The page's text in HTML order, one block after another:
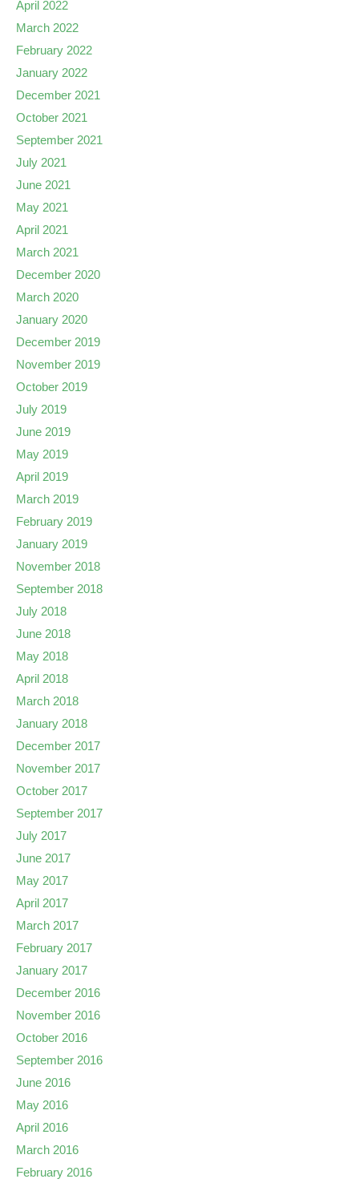
April 2022
March 2022
February 2022
January 2022
December 2021
October 2021
September 2021
July 2021
June 2021
May 2021
April 2021
March 2021
December 2020
March 2020
January 2020
December 2019
November 2019
October 2019
July 2019
June 2019
May 2019
April 2019
March 2019
February 2019
January 2019
November 2018
September 2018
July 2018
June 2018
May 2018
April 2018
March 2018
January 2018
December 2017
November 2017
October 2017
September 2017
July 2017
June 2017
May 2017
April 2017
March 2017
February 2017
January 2017
December 2016
November 2016
October 2016
September 2016
June 2016
May 2016
April 2016
March 2016
February 2016